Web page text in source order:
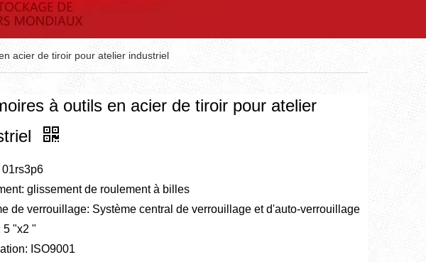
acier de tiroir pour atelier industriel
à outils en acier de tiroir pour atelier
glissement de roulement à billes
de verrouillage: Système central de verrouillage et d'auto-verrouillage
5 "x2 "
ISO9001